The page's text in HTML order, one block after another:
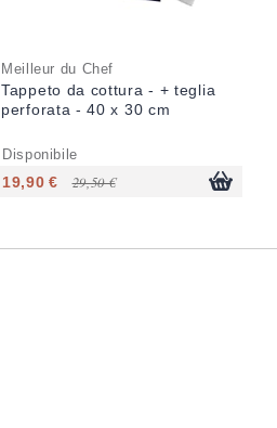
Meilleur du Chef
Tappeto da cottura - + teglia
perforata - 40 x 30 cm
Disponibile
19,90 € 29,50 €